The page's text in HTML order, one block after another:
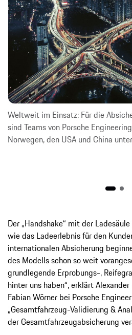
Weltweit im Einsatz: Für die
sind Teams von Porsche
Norwegen, den USA und China
Der „Handshake“ mit der
wie das Ladeerlebnis für den
internationalen Absicherung
des Modells schon so weit
grundlegende Erprobungs-,
hinter uns haben“, erklärt
Fabian Wörner bei Porsche
„Gesamtfahrzeug-Validierung &
der Gesamtfahrzeugabsicherung